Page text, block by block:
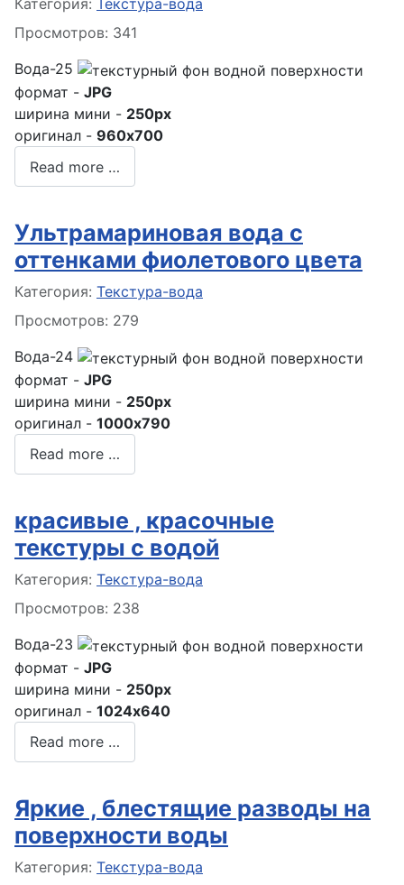
Категория: Текстура-вода
Просмотров: 341
Вода-25
формат - JPG
ширина мини - 250px
оригинал - 960x700
Read more …
Ультрамариновая вода с
оттенками фиолетового цвета
Информация о материале
Категория: Текстура-вода
Просмотров: 279
Вода-24
формат - JPG
ширина мини - 250px
оригинал - 1000x790
Read more …
красивые , красочные
текстуры с водой
Информация о материале
Категория: Текстура-вода
Просмотров: 238
Вода-23
формат - JPG
ширина мини - 250px
оригинал - 1024x640
Read more …
Яркие , блестящие разводы на
поверхности воды
Информация о материале
Категория: Текстура-вода